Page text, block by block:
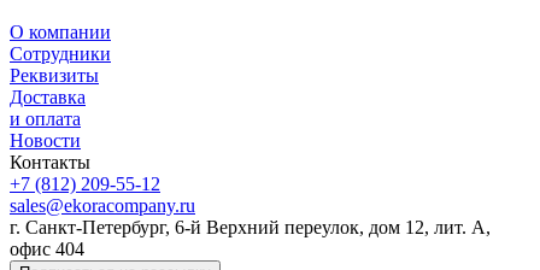
О компании
Сотрудники
Реквизиты
Доставка
и оплата
Новости
Контакты
+7 (812) 209-55-12
sales@ekoracompany.ru
г. Санкт-Петербург, 6-й Верхний переулок, дом 12, лит. А,
офис 404